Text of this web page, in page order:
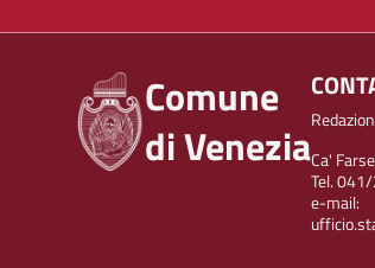
Comune
di VeneziaCa'
Tel.
e-mail: